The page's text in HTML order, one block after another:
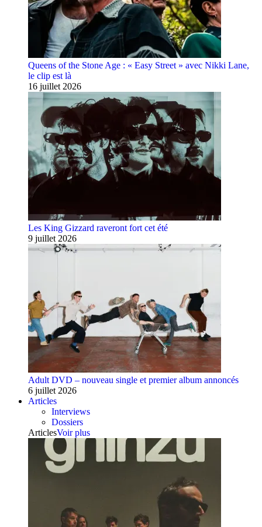
Queens of the Stone Age : « Easy Street » avec Nikki Lane,
le clip est là
16 juillet 2026
Les King Gizzard raveront fort cet été
9 juillet 2026
Adult DVD – nouveau single et premier album annoncés
6 juillet 2026
Articles
Interviews
Dossiers
ArticlesVoir plus